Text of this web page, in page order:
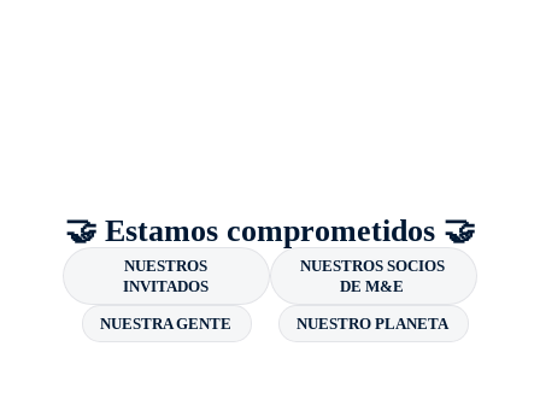
🤝 Estamos comprometidos 🤝
NUESTROS
INVITADOS
NUESTROS SOCIOS
DE M&E
NUESTRA GENTE NUESTRO PLANETA